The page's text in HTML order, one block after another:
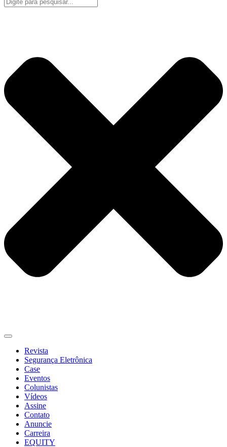
Revista
Segurança Eletrônica
Case
Eventos
Colunistas
Vídeos
Assine
Contato
Anuncie
Carreira
EQUITY